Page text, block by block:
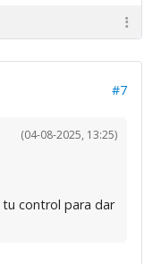
#7
(04-08-2025, 13:25)
control para dar